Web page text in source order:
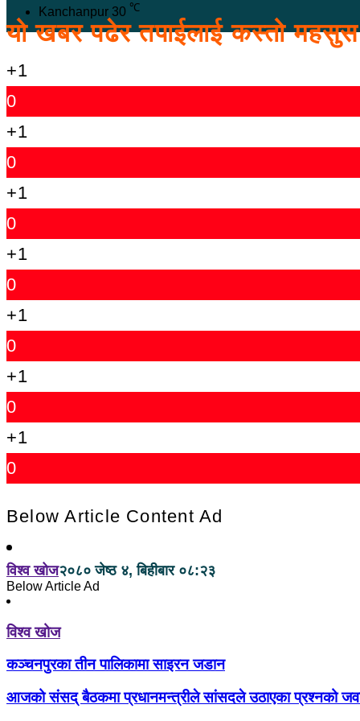
Kanchanpur 30 ℃
यो खबर पढेर तपाईलाई कस्तो
+1
0
+1
0
+1
0
+1
0
+1
0
+1
0
+1
0
Below Article Content Ad
विश्व खोज२०८० जेष्ठ ४, बिहीबार ०८:२३
Below Article Ad
विश्व खोज
कञ्चनपुरका तीन पालिकामा साइरन जडान
आजको संसद् बैठकमा प्रधानमन्त्रीले सांसदले उठाएका प्रश्नको